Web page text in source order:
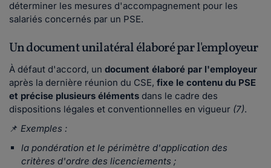
déterminer les mesures d'accompagnement pour les
salariés concernés par un PSE.
Un document unilatéral élaboré par l'employeur
À défaut d'accord, un document élaboré par l'employeur
après la dernière réunion du CSE, fixe le contenu du PSE
et précise plusieurs éléments dans le cadre des
dispositions légales et conventionnelles en vigueur (7).
📌 Exemples :
la pondération et le périmètre d'application des
critères d'ordre des licenciements ;